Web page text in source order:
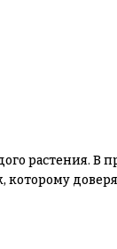
растения.
которому